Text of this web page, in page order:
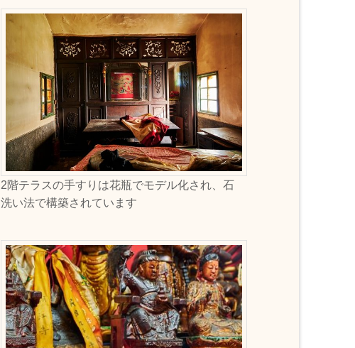
2階テラスの手すりは花瓶でモデル化され、石
洗い法で構築されています